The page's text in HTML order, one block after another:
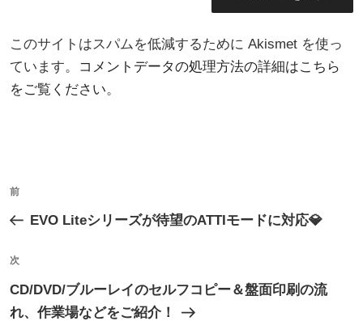
このサイトはスパムを低減するために Akismet を使っ
ています。
コメントデータの処理方法の詳細はこちら
をご覧ください。
ナ
ビ
ゲ
ー
過
去
投
稿
前
EVO Liteシリーズが待望のATTIモードに対応💎
次
の
投
次
CD/DVD/ブルーレイのセルフコピー＆盤面印刷の流
れ、作業場などをご紹介！